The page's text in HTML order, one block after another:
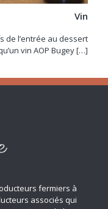
Vin
de l’entrée au dessert
vin AOP Bugey[…]
fermiers à
associés qui